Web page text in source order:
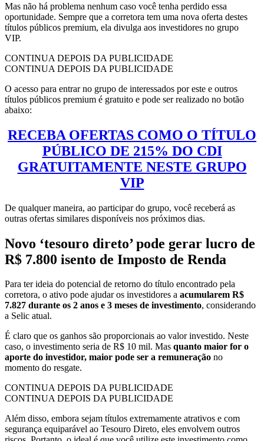
Mas não há problema nenhum caso você tenha perdido essa
oportunidade. Sempre que a corretora tem uma nova oferta destes
títulos públicos premium, ela divulga aos investidores no grupo
VIP.
CONTINUA DEPOIS DA PUBLICIDADE
CONTINUA DEPOIS DA PUBLICIDADE
O acesso para entrar no grupo de interessados por este e outros
títulos públicos premium é gratuito e pode ser realizado no botão
abaixo:
RECEBA OFERTAS COMO O TÍTULO
PÚBLICO DE 215% DO CDI
GRATUITAMENTE NESTE GRUPO
VIP
De qualquer maneira, ao participar do grupo, você receberá as
outras ofertas similares disponíveis nos próximos dias.
Novo ‘tesouro direto’ pode gerar lucro de
R$ 7.800 isento de Imposto de Renda
Para ter ideia do potencial de retorno do título encontrado pela
corretora, o ativo pode ajudar os investidores a acumularem R$
7.827 durante os 2 anos e 3 meses de investimento, considerando
a Selic atual.
É claro que os ganhos são proporcionais ao valor investido. Neste
caso, o investimento seria de R$ 10 mil. Mas quanto maior for o
aporte do investidor, maior pode ser a remuneração no
momento do resgate.
CONTINUA DEPOIS DA PUBLICIDADE
CONTINUA DEPOIS DA PUBLICIDADE
Além disso, embora sejam títulos extremamente atrativos e com
segurança equiparável ao Tesouro Direto, eles envolvem outros